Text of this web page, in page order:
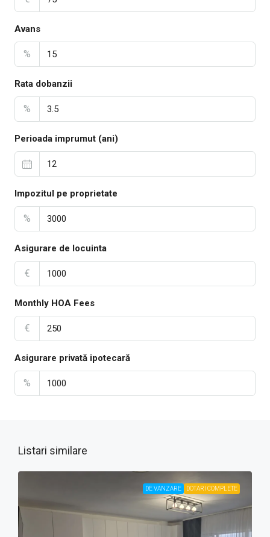
Avans
%
Rata dobanzii
%
Perioada imprumut (ani)
Impozitul pe proprietate
%
Asigurare de locuinta
€
Monthly HOA Fees
€
Asigurare privată ipotecară
%
Listari similare
DE VANZARE DOTARI COMPLETE